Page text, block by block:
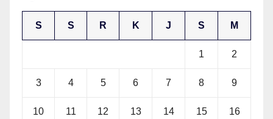
S S R K J S M
1 2
3 4 5 6 7 8 9
10 11 12 13 14 15 16